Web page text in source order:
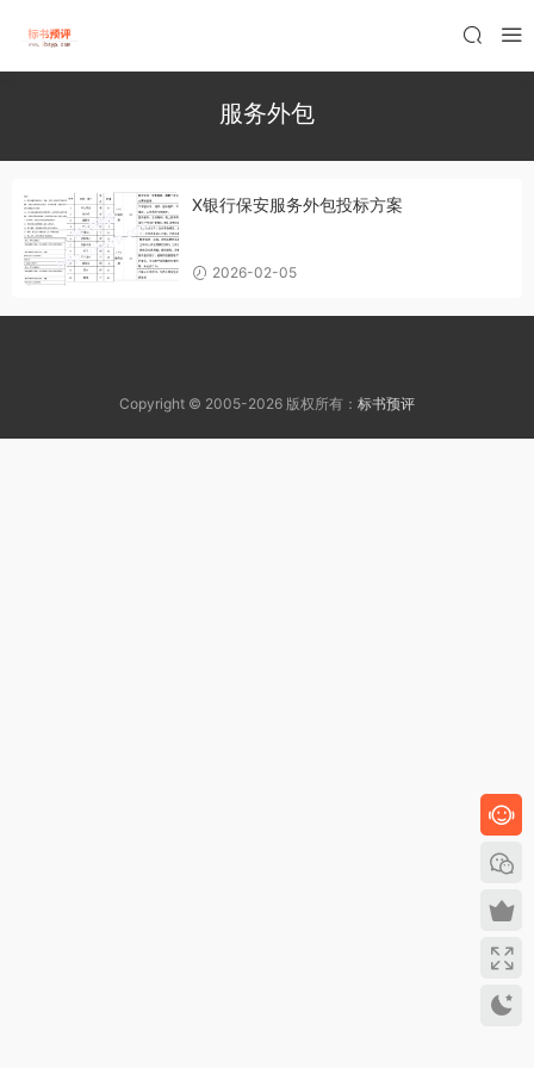
服务外包
X银行保安服务外包投标方案
2026-02-05
Copyright © 2005-2026 版权所有： 标书预评